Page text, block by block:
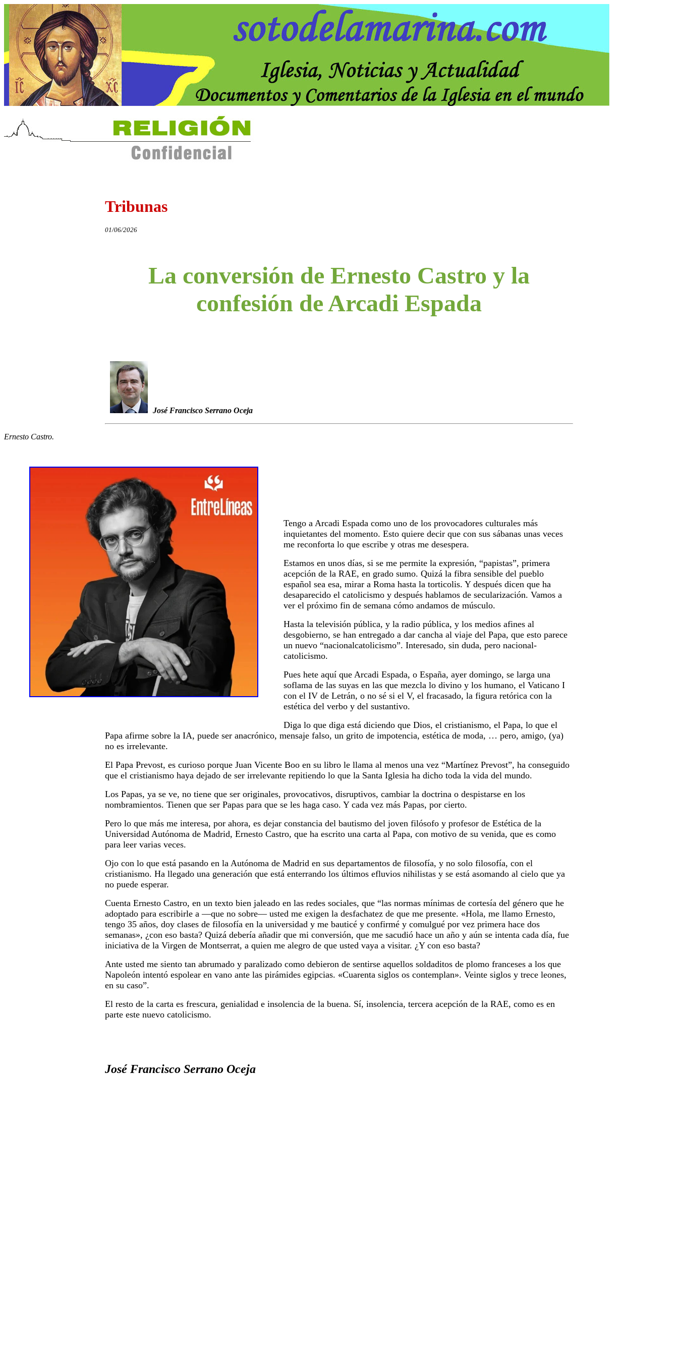
Tribunas
01/06/2026
La conversión de Ernesto Castro y la
confesión de Arcadi Espada
José Francisco Serrano Oceja
Ernesto Castro.
Tengo a Arcadi Espada como uno de los provocadores culturales más
inquietantes del momento. Esto quiere decir que con sus sábanas unas veces
me reconforta lo que escribe y otras me desespera.
Estamos en unos días, si se me permite la expresión, “papistas”, primera
acepción de la RAE, en grado sumo. Quizá la fibra sensible del pueblo
español sea esa, mirar a Roma hasta la torticolis. Y después dicen que ha
desaparecido el catolicismo y después hablamos de secularización. Vamos a
ver el próximo fin de semana cómo andamos de músculo.
Hasta la televisión pública, y la radio pública, y los medios afines al
desgobierno, se han entregado a dar cancha al viaje del Papa, que esto parece
un nuevo “nacionalcatolicismo”. Interesado, sin duda, pero nacional-
catolicismo.
Pues hete aquí que Arcadi Espada, o España, ayer domingo, se larga una
soflama de las suyas en las que mezcla lo divino y los humano, el Vaticano I
con el IV de Letrán, o no sé si el V, el fracasado, la figura retórica con la
estética del verbo y del sustantivo.
Diga lo que diga está diciendo que Dios, el cristianismo, el Papa, lo que el
Papa afirme sobre la IA, puede ser anacrónico, mensaje falso, un grito de impotencia, estética de moda, … pero, amigo, (ya)
no es irrelevante.
El Papa Prevost, es curioso porque Juan Vicente Boo en su libro le llama al menos una vez “Martínez Prevost”, ha conseguido
que el cristianismo haya dejado de ser irrelevante repitiendo lo que la Santa Iglesia ha dicho toda la vida del mundo.
Los Papas, ya se ve, no tiene que ser originales, provocativos, disruptivos, cambiar la doctrina o despistarse en los
nombramientos. Tienen que ser Papas para que se les haga caso. Y cada vez más Papas, por cierto.
Pero lo que más me interesa, por ahora, es dejar constancia del bautismo del joven filósofo y profesor de Estética de la
Universidad Autónoma de Madrid, Ernesto Castro, que ha escrito una carta al Papa, con motivo de su venida, que es como
para leer varias veces.
Ojo con lo que está pasando en la Autónoma de Madrid en sus departamentos de filosofía, y no solo filosofía, con el
cristianismo. Ha llegado una generación que está enterrando los últimos efluvios nihilistas y se está asomando al cielo que ya
no puede esperar.
Cuenta Ernesto Castro, en un texto bien jaleado en las redes sociales, que “las normas mínimas de cortesía del género que he
adoptado para escribirle a —que no sobre— usted me exigen la desfachatez de que me presente. «Hola, me llamo Ernesto,
tengo 35 años, doy clases de filosofía en la universidad y me bauticé y confirmé y comulgué por vez primera hace dos
semanas», ¿con eso basta? Quizá debería añadir que mi conversión, que me sacudió hace un año y aún se intenta cada día, fue
iniciativa de la Virgen de Montserrat, a quien me alegro de que usted vaya a visitar. ¿Y con eso basta?
Ante usted me siento tan abrumado y paralizado como debieron de sentirse aquellos soldaditos de plomo franceses a los que
Napoleón intentó espolear en vano ante las pirámides egipcias. «Cuarenta siglos os contemplan». Veinte siglos y trece leones,
en su caso”.
El resto de la carta es frescura, genialidad e insolencia de la buena. Sí, insolencia, tercera acepción de la RAE, como es en
parte este nuevo catolicismo.
José Francisco Serrano Oceja